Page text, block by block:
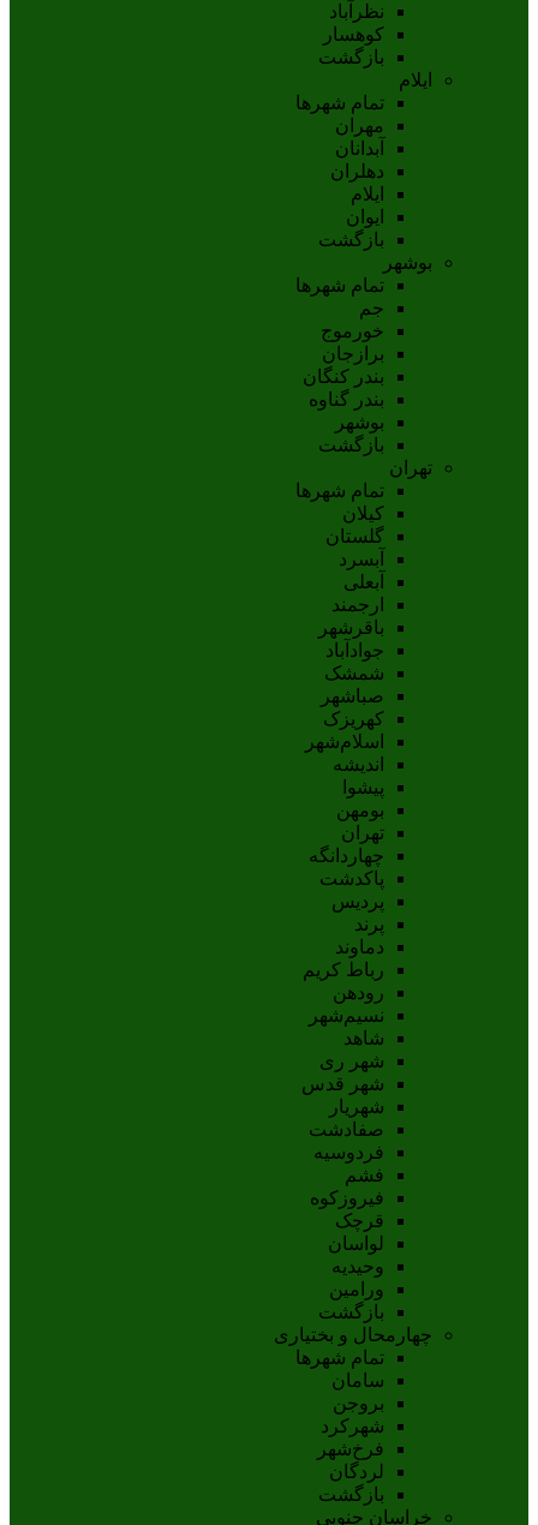
نظرآباد
کوهسار
بازگشت
ایلام
تمام شهر‌ها
مهران
آبدانان
دهلران
ايلام
ايوان
بازگشت
بوشهر
تمام شهر‌ها
جم
خورموج
برازجان
بندر کنگان
بندر گناوه
بوشهر
بازگشت
تهران
تمام شهر‌ها
کیلان
گلستان
آبسرد
آبعلی
ارجمند
باقرشهر
جوادآباد
شمشک
صباشهر
کهریزک
اسلام‌شهر
اندیشه
پيشوا
بومهن
تهران
چهاردانگه
پاکدشت
پردیس
پرند
دماوند
رباط کریم
رودهن
نسيم‌شهر
شاهد
شهر ری
شهر قدس
شهریار
صفادشت
فردوسیه
فشم
فیروزکوه
قرچک
لواسان
وحیدیه
ورامین
بازگشت
چهارمحال و بختیاری
تمام شهر‌ها
سامان
بروجن
شهرکرد
فرخ‌شهر
لردگان
بازگشت
خراسان جنوبی